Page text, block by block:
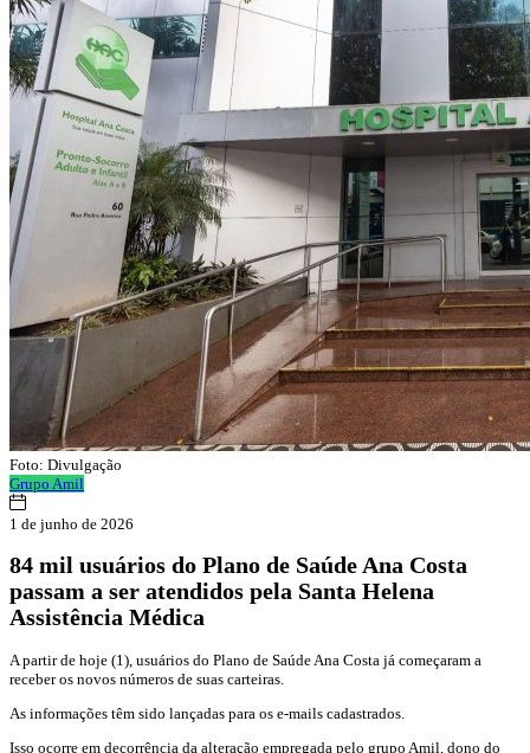
Foto: Divulgação
Grupo Amil
1 de junho de 2026
84 mil usuários do Plano de Saúde Ana Costa
passam a ser atendidos pela Santa Helena
Assistência Médica
A partir de hoje (1), usuários do Plano de Saúde Ana Costa já começaram a
receber os novos números de suas carteiras.
As informações têm sido lançadas para os e-mails cadastrados.
Isso ocorre em decorrência da alteração empregada pelo grupo Amil, dono do